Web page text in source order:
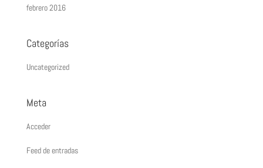
febrero 2016
Categorías
Uncategorized
Meta
Acceder
Feed de entradas